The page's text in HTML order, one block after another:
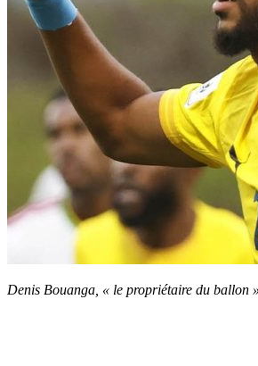
Denis Bouanga, « le propriétaire du ballon